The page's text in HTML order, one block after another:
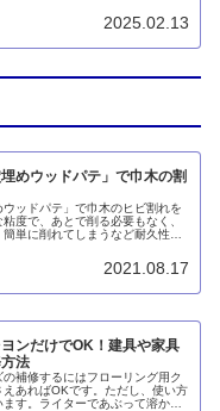
らないのが素敵です。2025.02.13
めウッドパテ」で巾木の割
ッドパテ」で巾木のヒビ割れを
度で、あとで削る必要もなく、
単に削れてしまうなど耐久性は
2021.08.17
ンだけでOK！建具や家具
法
補修するにはフローリング用ク
あればOKです。ただし、使い方
す。ライターであぶって溶か